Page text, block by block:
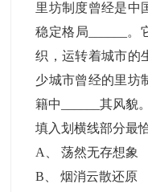
里坊制度曾经是中
稳定格局______。
织，运转着城市的
少城市曾经的里坊
籍中______其风貌。
填入划横线部分
A
、荡然无存想象
B 、烟消云散还原